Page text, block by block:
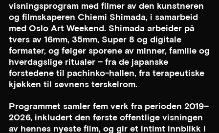
visningsprogram med filmer av den kunstneren
og filmskaperen Chiemi Shimada, i samarbeid
med Oslo Art Weekend. Shimada arbeider på
tvers av 16mm, 35mm, Super 8 og digitale
formater, og følger sporene av minner, familie og
hverdagslige ritualer – fra de japanske
forstedene til pachinko-hallen, fra terapeutiske
kjøkken til søvnens terskelrom.
Programmet samler fem verk fra perioden 2019–
2026, inkludert den første offentlige visningen
av hennes nyeste film, og gir et intimt innblikk i